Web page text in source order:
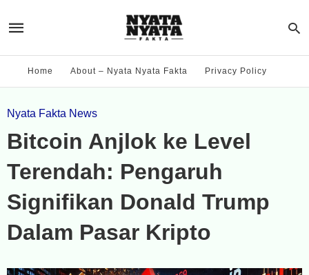
Home About – Nyata Nyata Fakta Privacy Policy
Nyata Fakta News
Bitcoin Anjlok ke Level
Terendah: Pengaruh
Signifikan Donald Trump
Dalam Pasar Kripto